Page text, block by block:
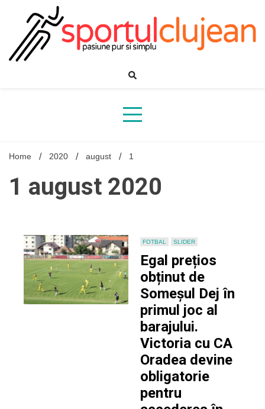
Home 2020 august 1
1 august 2020
FOTBAL SLIDER
Egal prețios
obținut de
Someșul Dej în
primul joc al
barajului.
Victoria cu CA
Oradea devine
obligatorie
pentru